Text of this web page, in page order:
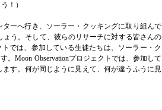
！）
ーへ行き、ソーラー・クッキングに取り組んで
ょう。そして、彼らのリサーチに対する皆さんの
では、参加している生徒たちは、ソーラー・ク
Moon Observationプロジェクトでは、参加して
す。何が同じように見えて、何が違うふうに見